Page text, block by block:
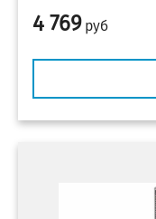
4 769 руб